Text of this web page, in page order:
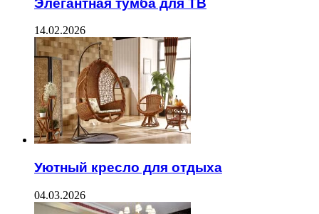
14.02.2026
Уютный кресло для отдыха
04.03.2026